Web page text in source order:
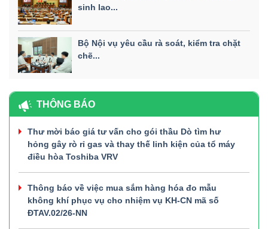
sinh lao...
Bộ Nội vụ yêu cầu rà soát, kiểm tra chặt
chẽ...
THÔNG BÁO
Thư mời báo giá tư vấn cho gói thầu Dò tìm hư
hỏng gây rò rỉ gas và thay thế linh kiện của tổ máy
điều hòa Toshiba VRV
Thông báo về việc mua sắm hàng hóa đo mẫu
không khí phục vụ cho nhiệm vụ KH-CN mã số
ĐTAV.02/26-NN